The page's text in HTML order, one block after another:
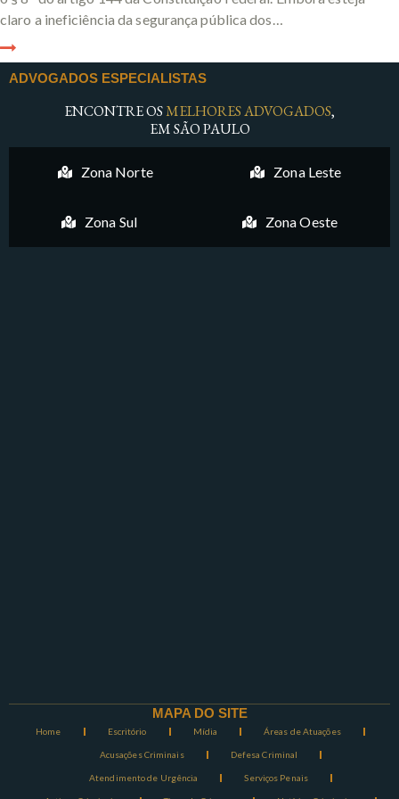
claro a ineficiência da segurança pública dos…
ADVOGADOS ESPECIALISTAS
ENCONTRE OSMELHORES ADVOGADOS,
EM SÃO PAULO
Zona Norte Zona Leste
Zona Sul Zona Oeste
MAPA DO SITE
Home Escritório Mídia Áreas de Atuações
Acusações Criminais Defesa Criminal
Atendimento de Urgência Serviços Penais